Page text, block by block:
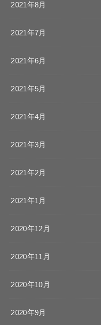
2021年8月
2021年7月
2021年6月
2021年5月
2021年4月
2021年3月
2021年2月
2021年1月
2020年12月
2020年11月
2020年10月
2020年9月